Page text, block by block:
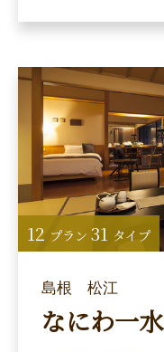
島根 松江
なにわ一水
12 プラン 31 タイプ